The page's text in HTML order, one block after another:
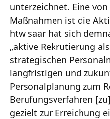
unterzeichnet. Eine
Maßnahmen ist die
htw saar hat sich
„aktive Rekrutierung
strategischen
langfristigen und
Personalplanung zum
Berufungsverfahren
gezielt zur Erreichung